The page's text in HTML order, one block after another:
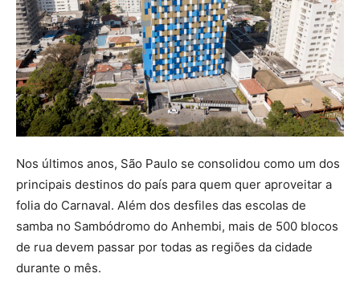
Nos últimos anos, São Paulo se consolidou como um dos
principais destinos do país para quem quer aproveitar a
folia do Carnaval. Além dos desfiles das escolas de
samba no Sambódromo do Anhembi, mais de 500 blocos
de rua devem passar por todas as regiões da cidade
durante o mês.